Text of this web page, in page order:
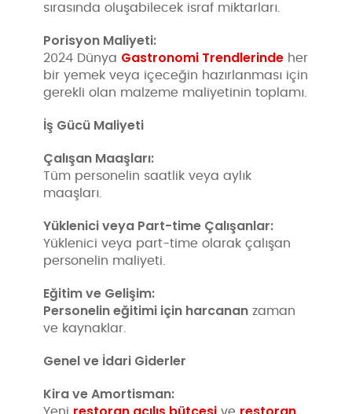
sırasında oluşabilecek israf miktarları.
Porisyon Maliyeti:
2024 Dünya Gastronomi Trendlerinde her
bir yemek veya içeceğin hazırlanması için
gerekli olan malzeme maliyetinin toplamı.
İş Gücü Maliyeti
Çalışan Maaşları:
Tüm personelin saatlik veya aylık
maaşları.
Yüklenici veya Part-time Çalışanlar:
Yüklenici veya part-time olarak çalışan
personelin maliyeti.
Eğitim ve Gelişim:
Personelin eğitimi için harcanan zaman
ve kaynaklar.
Genel ve İdari Giderler
Kira ve Amortisman: